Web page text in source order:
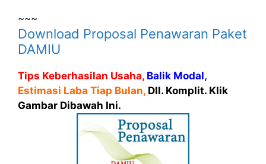
~~~
Download Proposal Penawaran Paket
DAMIU
Tips Keberhasilan Usaha, Balik Modal,
Estimasi Laba Tiap Bulan, Dll. Komplit. Klik
Gambar Dibawah Ini.